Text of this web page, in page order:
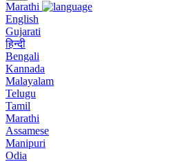
Marathi
English
Gujarati
हिन्दी
Bengali
Kannada
Malayalam
Telugu
Tamil
Marathi
Assamese
Manipuri
Odia